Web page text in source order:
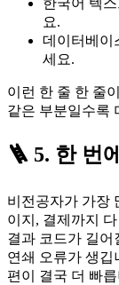
한국어 텍
요.
데이터베이
세요.
이런 한 줄 한 줄
같은 부분일수록
🪜 5. 한 번
비전공자가 가장
이지, 결제까지
결과 코드가 길어
연쇄 오류가 생깁
편이 결국 더 빠